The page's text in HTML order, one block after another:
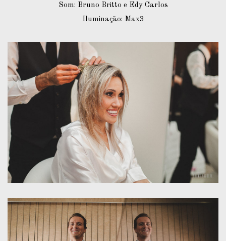
Som: Bruno Britto e Edy Carlos
Iluminação: Max3